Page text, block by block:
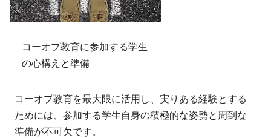
コーオプ教育に参加する学生
の心構えと準備
コーオプ教育を最大限に活用し、実りある経験とする
ためには、参加する学生自身の積極的な姿勢と周到な
準備が不可欠です。